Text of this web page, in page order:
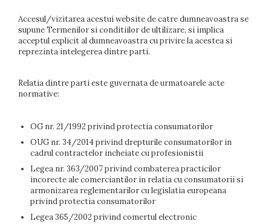
Accesul/vizitarea acestui website de catre dumneavoastra se
supune Termenilor si conditiilor de ultilizare, si implica
acceptul explicit al dumneavoastra cu privire la acestea si
reprezinta intelegerea dintre parti.
Relatia dintre parti este guvernata de urmatoarele acte
normative:
OG nr. 21/1992 privind protectia consumatorilor
OUG nr. 34/2014 privind drepturile consumatorilor in
cadrul contractelor incheiate cu profesionistii
Legea nr. 363/2007 privind combaterea practicilor
incorecte ale comerciantilor in relatia cu consumatorii si
armonizarea reglementarilor cu legislatia europeana
privind protectia consumatorilor
Legea 365/2002 privind comertul electronic